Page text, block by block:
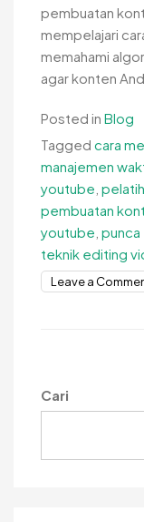
pembuatan
mempelajari
memahami
agar konten
Posted in Blog
Tagged cara
manajemen
youtube
pembuatan
youtube punca
teknik editing
Leave a
Cari